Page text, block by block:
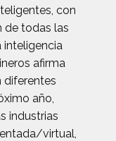
con
de todas las
inteligencia
afirma
diferentes
año,
industrias
virtual,